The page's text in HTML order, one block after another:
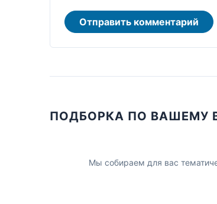
Отправить комментарий
ПОДБОРКА ПО ВАШЕМУ
Мы собираем для вас